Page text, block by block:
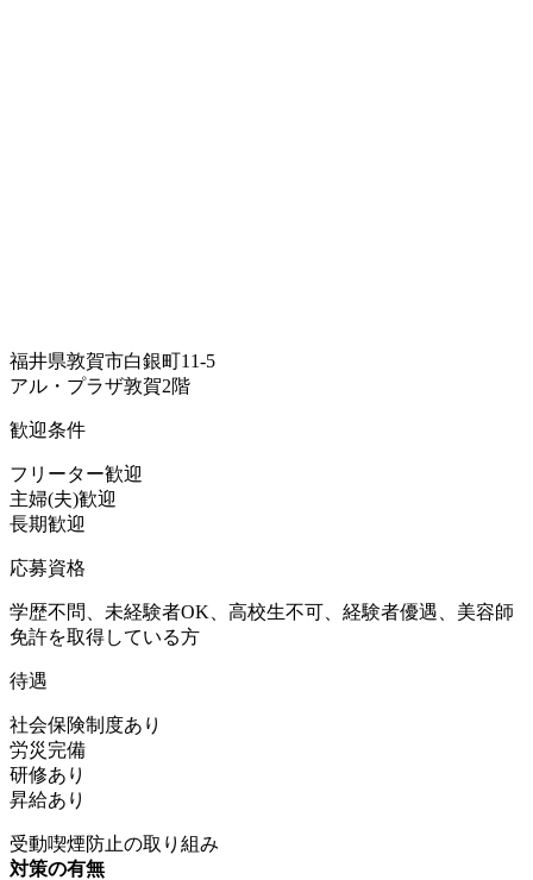
福井県敦賀市白銀町11-5
アル・プラザ敦賀2階
歓迎条件
フリーター歓迎
主婦(夫)歓迎
長期歓迎
応募資格
学歴不問、未経験者OK、高校生不可、経験者優遇、美容師
免許を取得している方
待遇
社会保険制度あり
労災完備
研修あり
昇給あり
受動喫煙防止の取り組み
対策の有無